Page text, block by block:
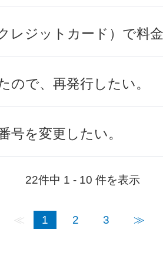
レジットカード）で料
ので、再発行したい。
号を変更したい。
22件中 1 - 10 件を表示
≪ 1 2 3 ≫